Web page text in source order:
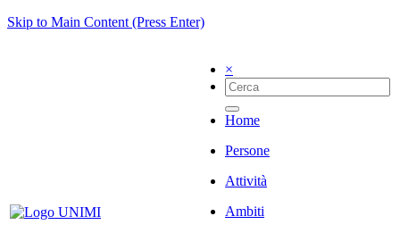
Skip to Main Content (Press Enter)
×
Home
Persone
Attività
Ambiti